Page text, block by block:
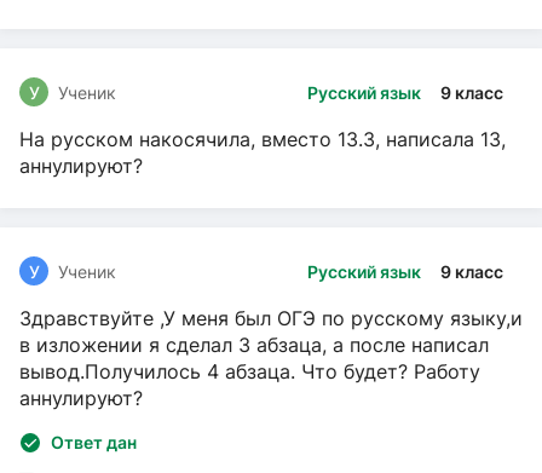
Русский язык 9 класс
У Ученик
На русском накосячила, вместо 13.3, написала 13,
аннулируют?
Русский язык 9 класс
У Ученик
Здравствуйте ,У меня был ОГЭ по русскому языку,и
в изложении я сделал 3 абзаца, а после написал
вывод.Получилось 4 абзаца. Что будет? Работу
аннулируют?
Ответ дан